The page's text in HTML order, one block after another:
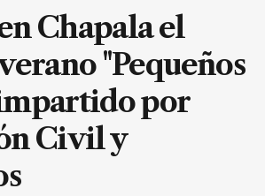
Chapala el
"Pequeños
por
Civil y